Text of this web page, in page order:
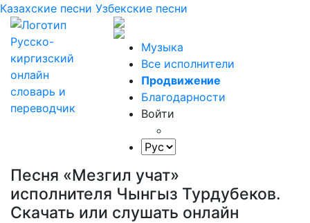
Казахские песни Узбекские песни
Музыка
Все исполнители
Продвижение
Благодарности
Войти
Песня «Мезгил учат»
исполнителя Чынгыз Турдубеков.
Скачать или слушать онлайн